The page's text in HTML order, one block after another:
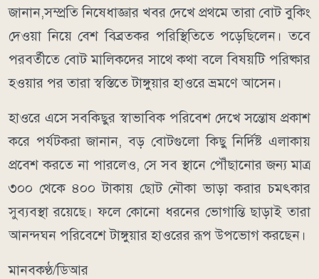
জানান,সম্প্রতি নিষেধাজ্ঞার খবর দেখে প্রথমে তারা বোট বুকিং
দেওয়া নিয়ে বেশ বিব্রতকর পরিস্থিতিতে পড়েছিলেন। তবে
পরবর্তীতে বোট মালিকদের সাথে কথা বলে বিষয়টি পরিষ্কার
হওয়ার পর তারা স্বস্তিতে টাঙ্গুয়ার হাওরে ভ্রমণে আসেন।
​হাওরে এসে সবকিছুর স্বাভাবিক পরিবেশ দেখে সন্তোষ প্রকাশ
করে পর্যটকরা জানান, বড় বোটগুলো কিছু নির্দিষ্ট এলাকায়
প্রবেশ করতে না পারলেও, সে সব স্থানে পৌঁছানোর জন্য মাত্র
৩০০ থেকে ৪০০ টাকায় ছোট নৌকা ভাড়া করার চমৎকার
সুব্যবস্থা রয়েছে। ফলে কোনো ধরনের ভোগান্তি ছাড়াই তারা
আনন্দঘন পরিবেশে টাঙ্গুয়ার হাওরের রূপ উপভোগ করছেন।
মানবকণ্ঠ/ডিআর